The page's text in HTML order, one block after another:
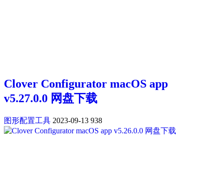
Clover Configurator macOS app
v5.27.0.0 网盘下载
图形配置工具 2023-09-13 938